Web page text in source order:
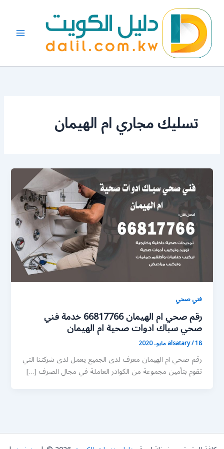
المحتوى
تسليك مجاري ام الهيمان
فني صحي
رقم صحي ام الهيمان 66817766 خدمة فني
صحي سباك ادوات صحية ام الهيمان
alsatary/18 مايو، 2020
رقم صحي ام الهيمان معرف لدى الجميع يعمل لدى شركتنا التي
تقوم بتأمين مجموعة من الكوادر العاملة في مجال الصرف […]